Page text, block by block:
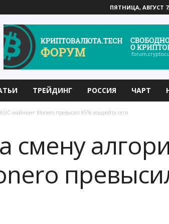
ПЯТНИЦА, АВГУСТ 7,
ТРЕЙДИНГ РОССИЯ ЧАРТ
майнинг Monero превысил 85% хешрейта сети
смену